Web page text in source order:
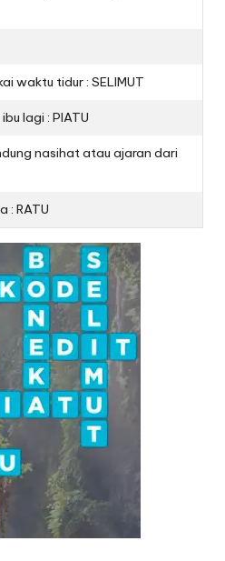
waktu tidur : SELIMUT
lagi : PIATU
nasihat atau ajaran dari
: RATU